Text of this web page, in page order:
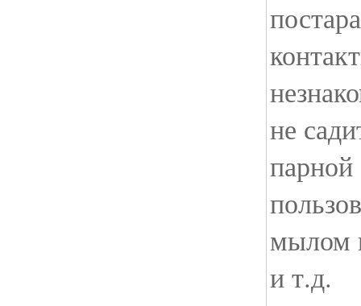
не
парной
мылом
и т.д.